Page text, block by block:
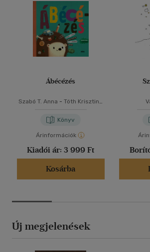
Ábécézés
Szabó T. Anna - Tóth Krisztina
Könyv
Árinformációk
Kiadói ár: 3 999 Ft
Kosárba
Új megjelenések